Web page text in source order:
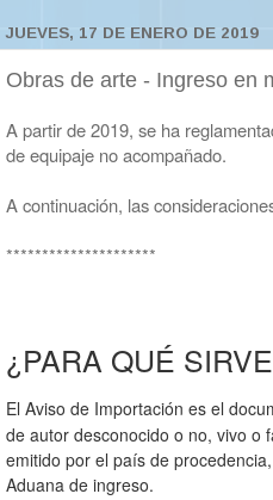
JUEVES, 17 DE ENERO DE 2019
Obras de arte - Ingreso en
A partir de 2019, se ha
de equipaje no acompañado.
A continuación, las
*********************
¿PARA QUÉ
El Aviso de Importación es el
de autor desconocido o no, vivo o
emitido por el país de
Aduana de ingreso.